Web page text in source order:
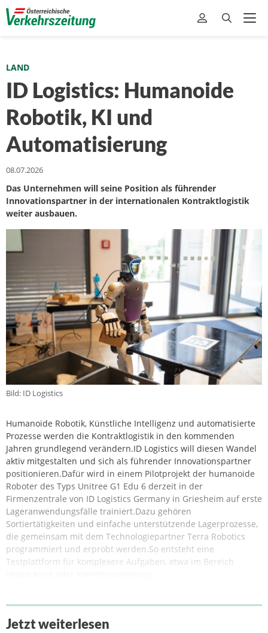
LAND
ID Logistics: Humanoide
Robotik, KI und
Automatisierung
08.07.2026
Das Unternehmen will seine Position als führender
Innovationspartner in der internationalen Kontraktlogistik
weiter ausbauen.
Bild: ID Logistics
Humanoide Robotik, Künstliche Intelligenz und automatisierte
Prozesse werden die Kontraktlogistik in den kommenden
Jahren grundlegend verändern.ID Logistics will diesen Wandel
aktiv mitgestalten und sich als führender Innovationspartner
positionieren.Dafür wird in einem Pilotprojekt der humanoide
Roboter des Typs Unitree G1 Edu 6 derzeit in der
Firmenzentrale von ID Logistics Germany in Griesheim auf erste
Lageranwendungsfälle trainiert.Dazu gehören
Sortiertätigkeiten und einfache unterstützende Lagerprozesse,
die gemeinsam mit dem Technologiepartner Terra Robotics
programmiert und erprobt werden.So entsteht eine
Testplattform für komplexere Aufgaben, etwa im Bereich
Jetzt weiterlesen